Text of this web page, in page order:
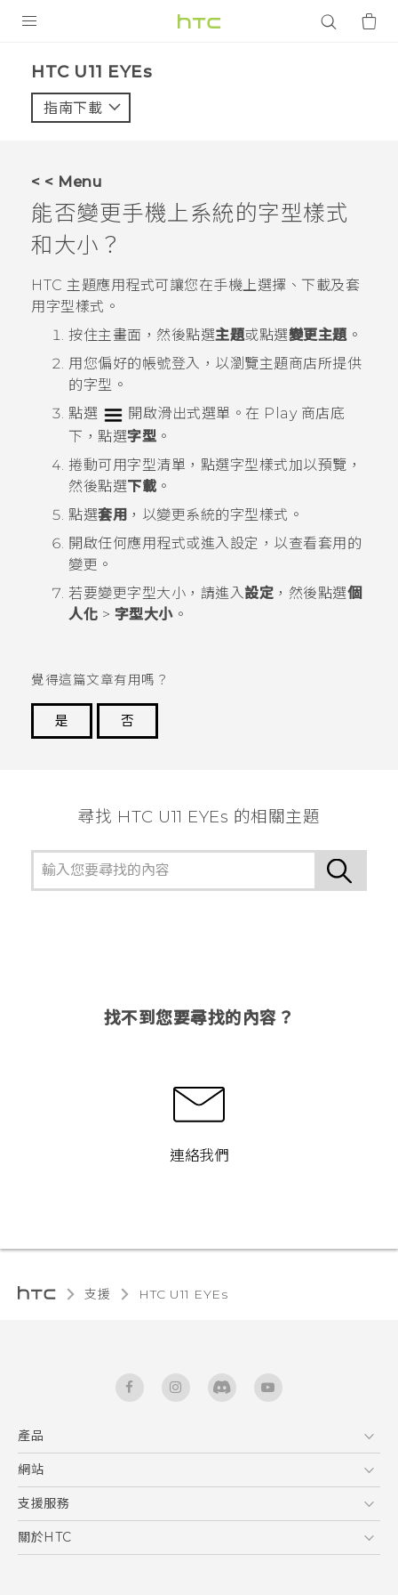
VIVE
VIVERSE
應用程式
支援服務
HTC U11 EYEs‎
指南下載
< < Menu
能否變更手機上系統的字型樣式
和大小？
HTC 主題應用程式可讓您在手機上選擇、下載及套
用字型樣式。
按住主畫面，然後點選主題或點選變更主題。
用您偏好的帳號登入，以瀏覽主題商店所提供
的字型。
點選
開啟滑出式選單。在 Play 商店底
下，點選字型 。
捲動可用字型清單，點選字型樣式加以預覽，
然後點選下載 。
點選套用 ，以變更系統的字型樣式。
開啟任何應用程式或進入 設定 ，以查看套用的
變更。
若要變更字型大小，請進入設定 ，然後點選個
人化 > 字型大小。
覺得這篇文章有用嗎？
是
否
尋找 HTC U11 EYEs 的相關主題
找不到您要尋找的內容？
連絡我們
支援 HTC U11 EYEs‎
產品
5G
智能手機
區塊鍊手機
網站
HTC Dev
HTC Research
支援服務
服務中心
關於HTC